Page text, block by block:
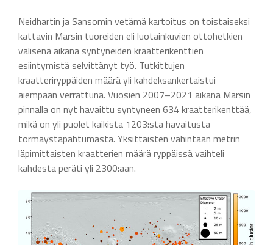
Neidhartin ja Sansomin vetämä kartoitus on toistaiseksi
kattavin Marsin tuoreiden eli luotainkuvien ottohetkien
välisenä aikana syntyneiden kraatterikenttien
esiintymistä selvittänyt työ. Tutkittujen
kraatteriryppäiden määrä yli kahdeksankertaistui
aiempaan verrattuna. Vuosien 2007–2021 aikana Marsin
pinnalla on nyt havaittu syntyneen 634 kraatterikenttää,
mikä on yli puolet kaikista 1203:sta havaitusta
törmäystapahtumasta. Yksittäisten vähintään metrin
läpimittaisten kraatterien määrä ryppäissä vaihteli
kahdesta peräti yli 2300:aan.